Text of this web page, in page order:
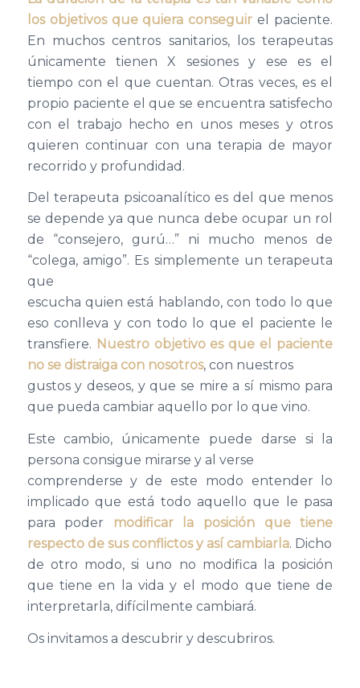
los objetivos que quiera conseguir el paciente.
En muchos centros sanitarios, los terapeutas
únicamente tienen X sesiones y ese es el
tiempo con el que cuentan. Otras veces, es el
propio paciente el que se encuentra satisfecho
con el trabajo hecho en unos meses y otros
quieren continuar con una terapia de mayor
recorrido y profundidad.
Del terapeuta psicoanalítico es del que menos
se depende ya que nunca debe ocupar un rol
de “consejero, gurú…” ni mucho menos de
“colega, amigo”. Es simplemente un terapeuta
que
escucha quien está hablando, con todo lo que
eso conlleva y con todo lo que el paciente le
transfiere. Nuestro objetivo es que el paciente
no se distraiga con nosotros, con nuestros
gustos y deseos, y que se mire a sí mismo para
que pueda cambiar aquello por lo que vino.
Este cambio, únicamente puede darse si la
persona consigue mirarse y al verse
comprenderse y de este modo entender lo
implicado que está todo aquello que le pasa
para poder
modificar la posición que tiene
respecto de sus conflictos y así cambiarla. Dicho
de otro modo, si uno no modifica la posición
que tiene en la vida y el modo que tiene de
interpretarla, difícilmente cambiará.
Os invitamos a descubrir y descubriros.